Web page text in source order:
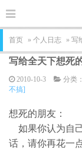
首页 » 个人日志 » 写
写给全天下想死
2010-10-3 分类：
不搞]
想死的朋友：
如果你认为自
话，请你再花一